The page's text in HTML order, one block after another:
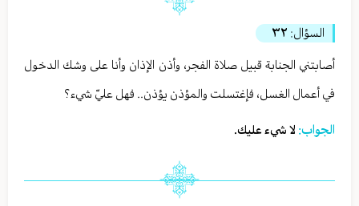
السؤال: ٣٢
أصابتني الجنابة قبيل صلاة الفجر، وأذن الإذان وأنا على وشك الدخول
في أعمال الغسل، فإغتسلت والمؤذن يؤذن.. فهل عليّ شيء؟
الجواب: لا شيء عليك.